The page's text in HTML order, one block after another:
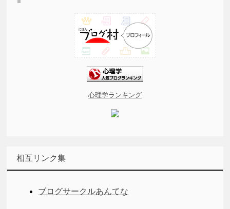
心理学ランキング
相互リンク集
ブログサークルあんてな